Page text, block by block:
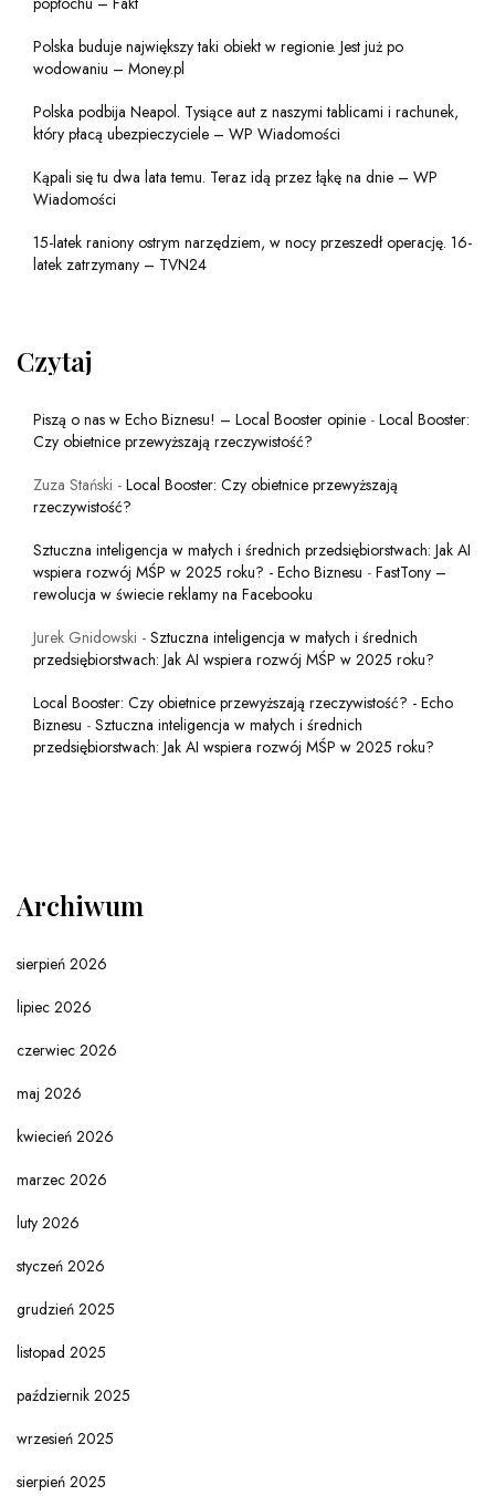
Polska buduje największy taki obiekt w regionie. Jest już po
wodowaniu – Money.pl
Polska podbija Neapol. Tysiące aut z naszymi tablicami i rachunek,
który płacą ubezpieczyciele – WP Wiadomości
Kąpali się tu dwa lata temu. Teraz idą przez łąkę na dnie – WP
Wiadomości
15-latek raniony ostrym narzędziem, w nocy przeszedł operację. 16-
latek zatrzymany – TVN24
Czytaj
Piszą o nas w Echo Biznesu! – Local Booster opinie - Local Booster:
Czy obietnice przewyższają rzeczywistość?
Zuza Stański - Local Booster: Czy obietnice przewyższają
rzeczywistość?
Sztuczna inteligencja w małych i średnich przedsiębiorstwach: Jak AI
wspiera rozwój MŚP w 2025 roku? - Echo Biznesu - FastTony –
rewolucja w świecie reklamy na Facebooku
Jurek Gnidowski - Sztuczna inteligencja w małych i średnich
przedsiębiorstwach: Jak AI wspiera rozwój MŚP w 2025 roku?
Local Booster: Czy obietnice przewyższają rzeczywistość? - Echo
Biznesu - Sztuczna inteligencja w małych i średnich
przedsiębiorstwach: Jak AI wspiera rozwój MŚP w 2025 roku?
Archiwum
sierpień 2026
lipiec 2026
czerwiec 2026
maj 2026
kwiecień 2026
marzec 2026
luty 2026
styczeń 2026
grudzień 2025
listopad 2025
październik 2025
wrzesień 2025
sierpień 2025